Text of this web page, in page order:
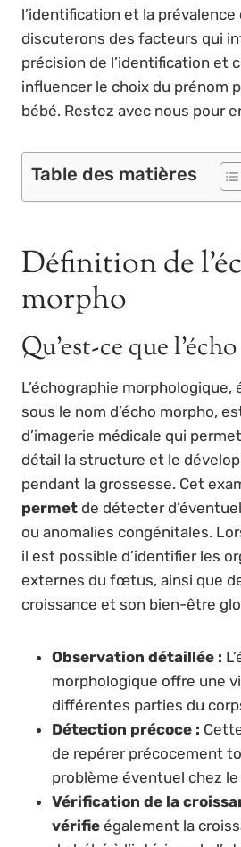
l’identification et la prévalence
discuterons des facteurs qui
précision de l’identification et
influencer le choix du prénom
bébé. Restez avec nous pour
Table des matières
Définition de
morpho
Qu’est-ce que
L’échographie
sous le nom d’écho morpho,
d’imagerie médicale qui
détail la structure et le
pendant la grossesse. Cet
permet de détecter
ou anomalies congénitales.
il est possible d’identifier les
externes du fœtus, ainsi que
croissance et son bien-être
Observation détaillée :
morphologique offre une
différentes parties du
Détection précoce :
de repérer précocement
problème éventuel chez
Vérification de la
vérifie également la